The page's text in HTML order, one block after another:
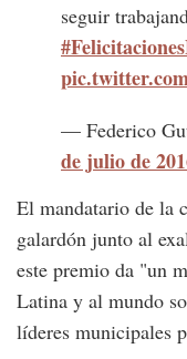
seguir
— Federico
de julio de
El mandatario de la
galardón junto al
este premio da "un
Latina y al mundo
líderes municipales